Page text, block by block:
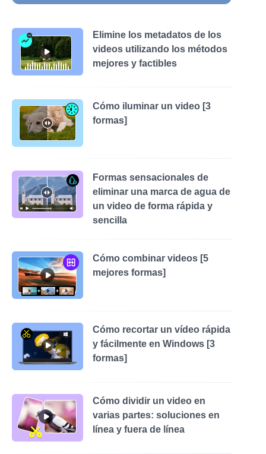
Elimine los metadatos de los
videos utilizando los métodos
mejores y factibles
Cómo iluminar un video [3
formas]
Formas sensacionales de
eliminar una marca de agua de
un video de forma rápida y
sencilla
Cómo combinar videos [5
mejores formas]
Cómo recortar un vídeo rápida
y fácilmente en Windows [3
formas]
Cómo dividir un video en
varias partes: soluciones en
línea y fuera de línea